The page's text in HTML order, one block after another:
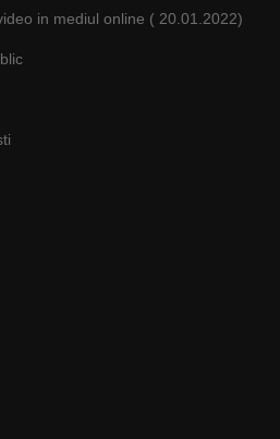
in mediul online ( 20.01.2022)